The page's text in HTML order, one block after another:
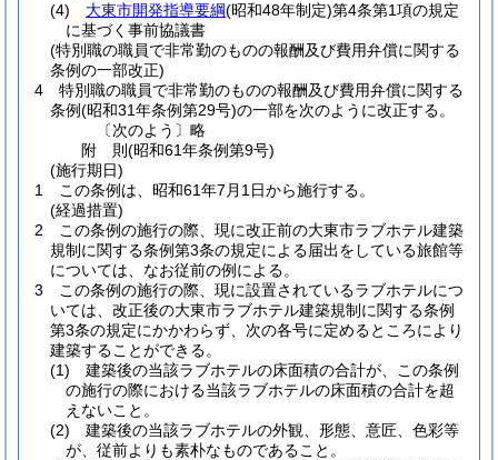
(4)
大東市開発指導要綱(昭和48年制定)第4条第1項の規定
に基づく事前協議書
(特別職の職員で非常勤のものの報酬及び費用弁償に関する
条例の一部改正)
4
特別職の職員で非常勤のものの報酬及び費用弁償に関する
条例(昭和31年条例第29号)の一部を次のように改正する。
〔次のよう〕略
附 則(昭和61年条例第9号)
(施行期日)
1
この条例は、昭和61年7月1日から施行する。
(経過措置)
2
この条例の施行の際、現に改正前の大東市ラブホテル建築
規制に関する条例第3条の規定による届出をしている旅館等
については、なお従前の例による。
3
この条例の施行の際、現に設置されているラブホテルにつ
いては、改正後の大東市ラブホテル建築規制に関する条例
第3条の規定にかかわらず、次の各号に定めるところにより
建築することができる。
(1)
建築後の当該ラブホテルの床面積の合計が、この条例
の施行の際における当該ラブホテルの床面積の合計を超
えないこと。
(2)
建築後の当該ラブホテルの外観、形態、意匠、色彩等
が、従前よりも素朴なものであること。